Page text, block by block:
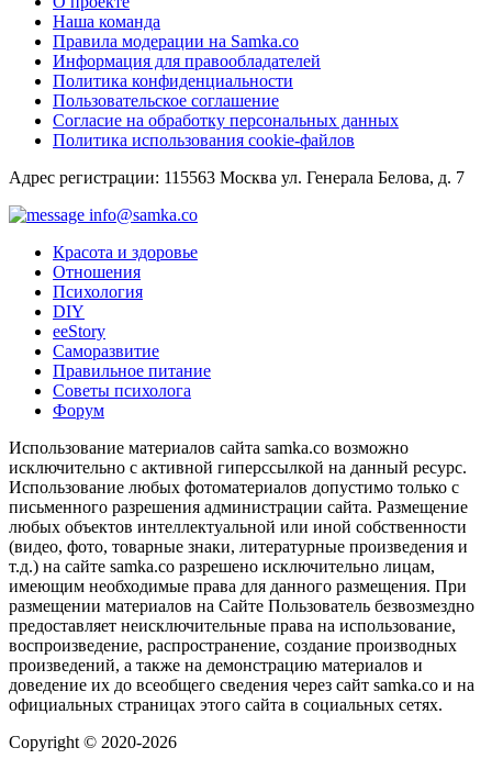
Наша команда
Правила модерации на Samka.co
Информация для правообладателей
Политика конфиденциальности
Пользовательское соглашение
Согласие на обработку персональных данных
Политика использования cookie-файлов
Адрес регистрации: 115563 Москва ул. Генерала Белова, д. 7
info@samka.co
Красота и здоровье
Отношения
Психология
DIY
ееStory
Саморазвитие
Правильное питание
Советы психолога
Форум
Использование материалов сайта samka.co возможно
исключительно с активной гиперссылкой на данный ресурс.
Использование любых фотоматериалов допустимо только с
письменного разрешения администрации сайта. Размещение
любых объектов интеллектуальной или иной собственности
(видео, фото, товарные знаки, литературные произведения и
т.д.) на сайте samka.co разрешено исключительно лицам,
имеющим необходимые права для данного размещения. При
размещении материалов на Сайте Пользователь безвозмездно
предоставляет неисключительные права на использование,
воспроизведение, распространение, создание производных
произведений, а также на демонстрацию материалов и
доведение их до всеобщего сведения через сайт samka.co и на
официальных страницах этого сайта в социальных сетях.
Copyright © 2020-2026